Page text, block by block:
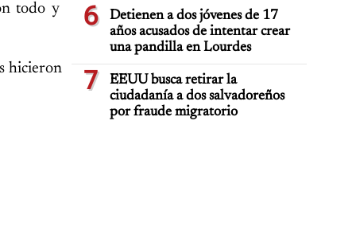
todo y
hicieron
6
Detienen a dos jóvenes de 17
años acusados de intentar crear
una pandilla en Lourdes
7
EEUU busca retirar la
ciudadanía a dos salvadoreños
por fraude migratorio